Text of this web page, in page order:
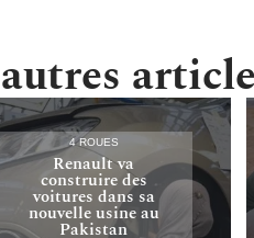
4 ROUES
Renault va
construire des
voitures dans sa
nouvelle usine au
Pakistan